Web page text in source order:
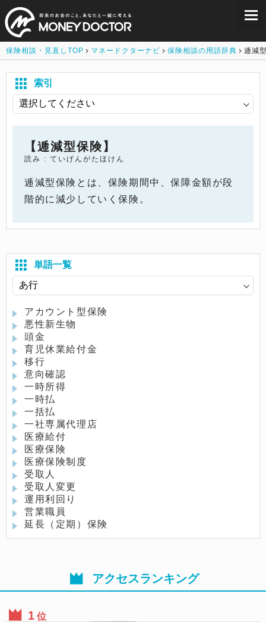
保険相談・見直しTOP マネードクターナビ 保険相談の用語辞典 逓減
索引
【逓減型保険】
読み : ていげんがたほけん
逓減型保険とは、保険期間中、保障金額が段
階的に減少していく保険。
単語一覧
アカウント型保険
悪性新生物
頭金
育児休業給付金
移行
意向確認
一時所得
一時払
一括払
一社専属代理店
医療給付
医療保険
医療保険制度
受取人
受取人変更
運用利回り
営業職員
延長（定期）保険
アクセスランキング
位